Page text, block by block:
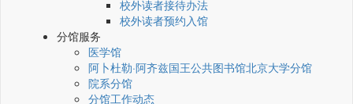
校外读者接待办法
校外读者预约入馆
分馆服务
医学馆
阿卜杜勒·阿齐兹国王公共图书馆北京大学分馆
院系分馆
分馆工作动态